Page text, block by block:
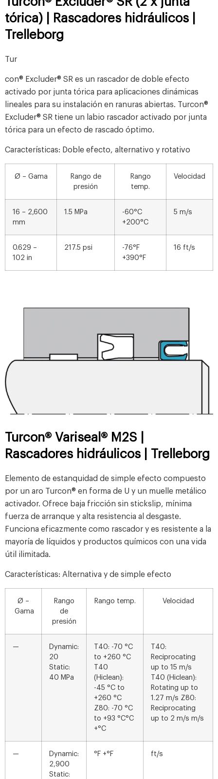
tórica) | Rascadores hidráulicos |
Trelleborg
Tur
con® Excluder® SR es un rascador de doble efecto
activado por junta tórica para aplicaciones dinámicas
lineales para su instalación en ranuras abiertas. Turcon®
Excluder® SR tiene un labio rascador activado por junta
tórica para un efecto de rascado óptimo.
Características: Doble efecto, alternativo y rotativo
Ø – Gama
Rango de
presión
Rango
temp.
Velocidad
16 – 2,600
mm
1.5 MPa
-60°C
+200°C
5 m/s
0.629 –
102 in
217.5 psi
-76°F
+390°F
16 ft/s
Turcon® Variseal® M2S |
Rascadores hidráulicos | Trelleborg
Elemento de estanquidad de simple efecto compuesto
por un aro Turcon® en forma de U y un muelle metálico
activador. Ofrece baja fricción sin stickslip, mínima
fuerza de arranque y alta resistencia al desgaste.
Funciona eficazmente como rascador y es resistente a la
mayoría de líquidos y productos químicos con una vida
útil ilimitada.
Características: Alternativa y de simple efecto
Ø –
Gama
Rango
de
presión
Rango temp. Velocidad
—
Dynamic:
20
Static:
40 MPa
T40: -70 °C
to +260 °C
T40
(Hiclean):
-45 °C to
+260 °C
Z80: -70 °C
to +93 °C°C
+°C
T40:
Reciprocating
up to 15 m/s
T40 (Hiclean):
Rotating up to
1.27 m/s Z80:
Reciprocating
up to 2 m/s m/s
—
Dynamic:
2,900
Static:
°F +°F ft/s